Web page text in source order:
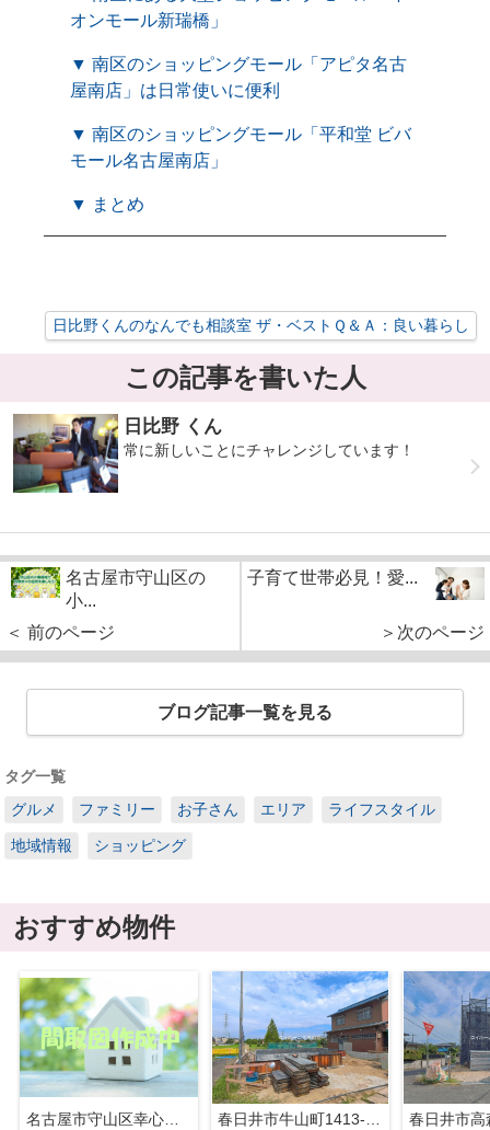
オンモール新瑞橋」
▼ 南区のショッピングモール「アピタ名古
屋南店」は日常使いに便利
▼ 南区のショッピングモール「平和堂 ビバ
モール名古屋南店」
▼ まとめ
日比野くんのなんでも相談室 ザ・ベストＱ＆Ａ：良い暮らし
この記事を書いた人
日比野 くん
常に新しいことにチャレンジしています！
名古屋市守山区の
小...
＜ 前のページ
子育て世帯必見！愛...
＞次のページ
ブログ記事一覧を見る
タグ一覧
グルメ
ファミリー お子さん エリア ライフスタイル
地域情報 ショッピング
おすすめ物件
名古屋市守山区幸心２丁目435『仲介料無料』新築戸建て
春日井市牛山町1413-8『仲介料無料』新築戸建て